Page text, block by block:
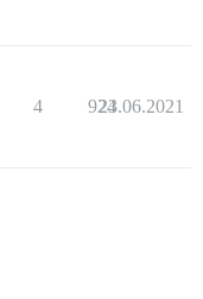
4 924
23.06.2021